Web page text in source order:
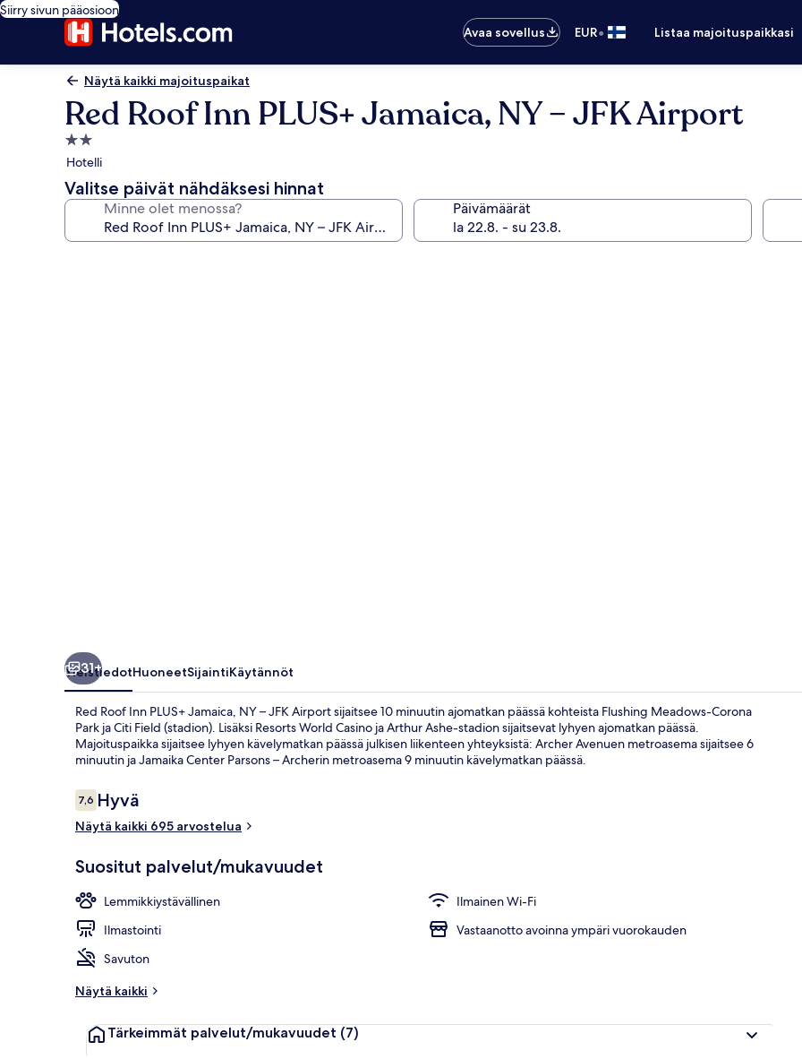
Siirry sivun pääosioon
Avaa sovellus
EUR• Listaa majoituspaikkasi
Näytä kaikki majoituspaikat
Red Roof Inn PLUS+ Jamaica, NY – JFK Airport
2.0
tähden
majoituspaikka
Hotelli
Valitse päivät nähdäksesi hinnat
Minne olet menossa? Päivämäärät
31+
YleistiedotHuoneetSijaintiKäytännöt
Red Roof Inn PLUS+ Jamaica, NY – JFK Airport sijaitsee 10 minuutin ajomatkan päässä kohteista Flushing Meadows-Corona
Park ja Citi Field (stadion). Lisäksi Resorts World Casino ja Arthur Ashe-stadion sijaitsevat lyhyen ajomatkan päässä.
Majoituspaikka sijaitsee lyhyen kävelymatkan päässä julkisen liikenteen yhteyksistä: Archer Avenuen metroasema sijaitsee 6
minuutin ja Jamaika Center Parsons – Archerin metroasema 9 minuutin kävelymatkan päässä.
Arvostelut
7,67,6 kautta 10.
Hyvä
Näytä kaikki 695 arvostelua
Suositut palvelut/mukavuudet
Lemmikkiystävällinen
Ilmainen Wi-Fi
Ilmastointi
Vastaanotto avoinna ympäri vuorokauden
Savuton
Näytä kaikki
Tärkeimmät palvelut/mukavuudet (7)